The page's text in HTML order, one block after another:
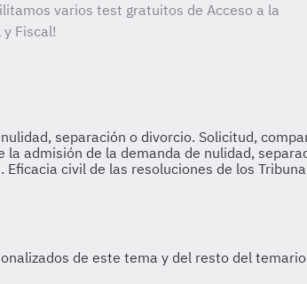
varios test gratuitos de Acceso a la
Fiscal!